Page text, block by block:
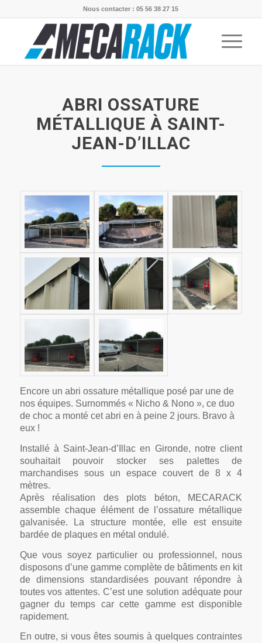
Nous contacter : 05 56 38 27 15
ABRI OSSATURE
MÉTALLIQUE À SAINT-
JEAN-D’ILLAC
Encore un abri ossature métallique posé par une de
nos équipes. Surnommés « Nicho & Nono », ce duo
de choc a monté cet abri en à peine 2 jours. Bravo à
eux !
Installé à Saint-Jean-d’Illac en Gironde, notre client
souhaitait pouvoir stocker ses palettes de
marchandises sous un espace couvert de 8 x 4
mètres.
Après réalisation des plots béton, MECARACK
assemble chaque élément de l’ossature métallique
galvanisée. La structure montée, elle est ensuite
bardée de plaques en métal ondulé.
Que vous soyez particulier ou professionnel, nous
disposons d’une gamme complète de bâtiments en kit
de dimensions standardisées pouvant répondre à
toutes vos attentes. C’est une solution adéquate pour
gagner du temps car cette gamme est disponible
rapidement.
En outre, si vous êtes soumis à quelques contraintes